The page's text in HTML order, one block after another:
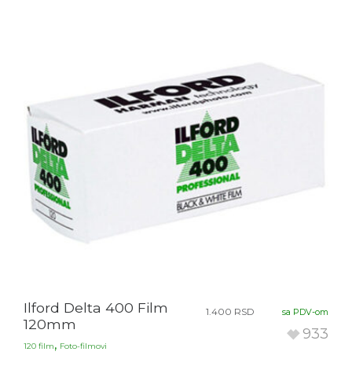
Ilford Delta 400 Film
120mm
120 film, Foto-filmovi
1.400 RSD sa PDV-om
933